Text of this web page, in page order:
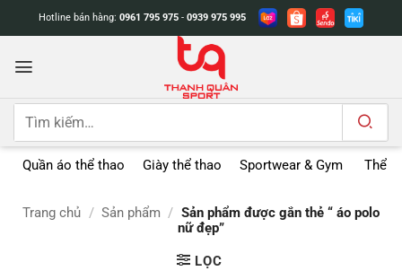
dung
Hotline bán hàng: 0961 795 975 - 0939 975 995
Tìm
Quần áo thể thao Giày thể thao Sportwear & Gym Thể
Trang chủ / Sản phẩm / Sản phẩm được gắn thẻ “ áo polo
nữ đẹp”
LỌC